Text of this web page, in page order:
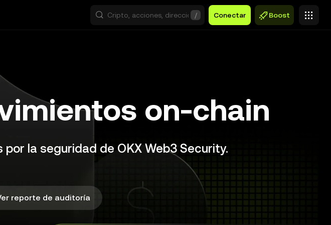
/ Conectar Boost
on-chain
la seguridad de OKX Web3 Security.
reporte de auditoría